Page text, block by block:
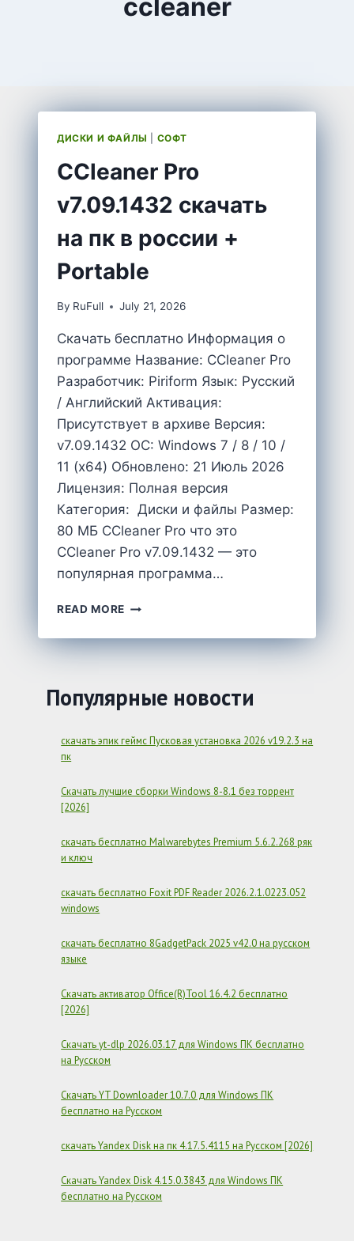
ccleaner
ДИСКИ И ФАЙЛЫ СОФТ
CCleaner Pro
v7.09.1432 скачать
на пк в россии +
Portable
By RuFull July 21, 2026
Скачать бесплатно Информация о
программе Название: CCleaner Pro
Разработчик: Piriform Язык: Русский
/ Английский Активация:
Присутствует в архиве Версия:
v7.09.1432 OC: Windows 7 / 8 / 10 /
11 (x64) Обновлено: 21 Июль 2026
Лицензия: Полная версия
Категория: Диски и файлы Размер:
80 MБ CCleaner Pro что это
CCleaner Pro v7.09.1432 — это
популярная программа…
READ MORE CCLEANER
V7.09.1432
В
+
Популярные новости
скачать эпик геймс Пусковая установка 2026 v19.2.3 на
пк
Скачать лучшие сборки Windows 8-8.1 без торрент
[2026]
скачать бесплатно Malwarebytes Premium 5.6.2.268 ряк
и ключ
скачать бесплатно Foxit PDF Reader 2026.2.1.0223.052
windows
скачать бесплатно 8GadgetPack 2025 v42.0 на русском
языке
Скачать активатор Office(R)Tool 16.4.2 бесплатно
[2026]
Скачать yt-dlp 2026.03.17 для Windows ПК бесплатно
на Русском
Скачать YT Downloader 10.7.0 для Windows ПК
бесплатно на Русском
скачать Yandex Disk на пк 4.17.5.4115 на Русском [2026]
Скачать Yandex Disk 4.15.0.3843 для Windows ПК
бесплатно на Русском